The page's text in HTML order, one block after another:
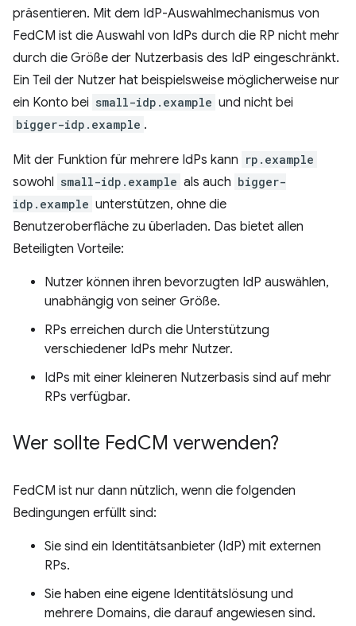
präsentieren. Mit dem IdP-Auswahlmechanismus von
FedCM ist die Auswahl von IdPs durch die RP nicht mehr
durch die Größe der Nutzerbasis des IdP eingeschränkt.
Ein Teil der Nutzer hat beispielsweise möglicherweise nur
ein Konto bei small-idp.example und nicht bei
bigger-idp.example .
Mit der Funktion für mehrere IdPs kann rp.example
sowohl small-idp.example als auch bigger-
idp.example unterstützen, ohne die
Benutzeroberfläche zu überladen. Das bietet allen
Beteiligten Vorteile:
Nutzer können ihren bevorzugten IdP auswählen,
unabhängig von seiner Größe.
RPs erreichen durch die Unterstützung
verschiedener IdPs mehr Nutzer.
IdPs mit einer kleineren Nutzerbasis sind auf mehr
RPs verfügbar.
Wer sollte FedCM verwenden?
FedCM ist nur dann nützlich, wenn die folgenden
Bedingungen erfüllt sind:
Sie sind ein Identitätsanbieter (IdP) mit externen
RPs.
Sie haben eine eigene Identitätslösung und
mehrere Domains, die darauf angewiesen sind.